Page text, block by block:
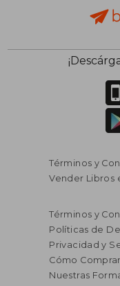
Términos y
Vender Libros
Términos y
Políticas de
Privacidad y
Cómo Comprar
Nuestras